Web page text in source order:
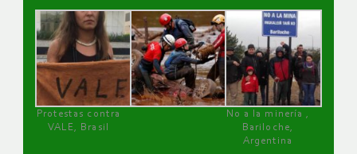
Protestas contra
VALE, Brasil
No a la minería ,
Bariloche,
Argentina